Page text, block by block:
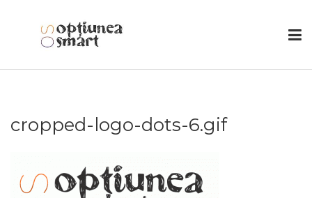
cropped-logo-dots-6.gif